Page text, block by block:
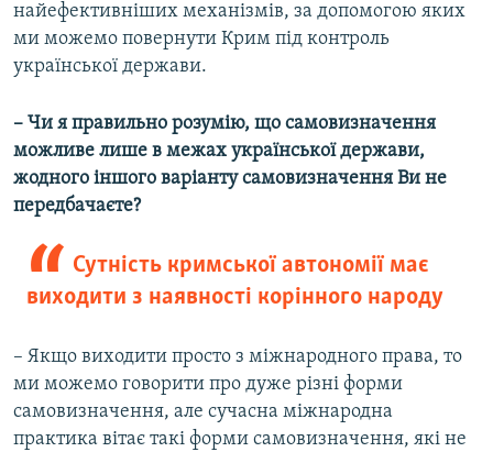
найефективніших механізмів, за допомогою яких
ми можемо повернути Крим під контроль
української держави.
– Чи я правильно розумію, що самовизначення
можливе лише в межах української держави,
жодного іншого варіанту самовизначення Ви не
передбачаєте?
Сутність кримської автономії має
виходити з наявності корінного народу
– Якщо виходити просто з міжнародного права, то
ми можемо говорити про дуже різні форми
самовизначення, але сучасна міжнародна
практика вітає такі форми самовизначення, які не